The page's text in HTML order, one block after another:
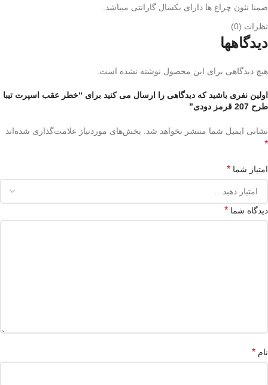
ضمنا نئون چراغ ها دارای یکسال گارانتی میباشد.
نظرات (0)
دیدگاهها
هیچ دیدگاهی برای این محصول نوشته نشده است.
اولین نفری باشید که دیدگاهی را ارسال می کنید برای “خطر عقب اسپرت تیبا
طرح 207 قرمز دودی”
نشانی ایمیل شما منتشر نخواهد شد. بخش‌های موردنیاز علامت‌گذاری شده‌اند
*
امتیاز شما *
دیدگاه شما *
نام *